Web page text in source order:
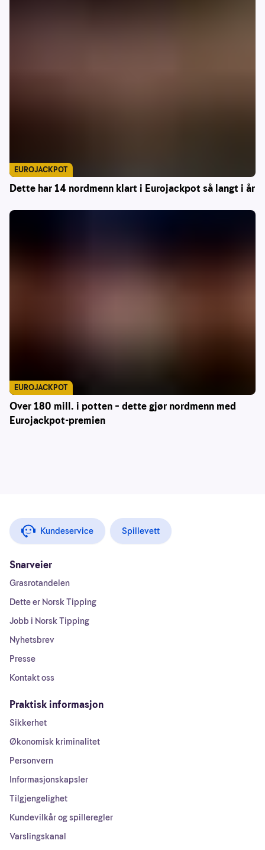
Dette har 14 nordmenn klart i Eurojackpot så langt i år
EUROJACKPOT
Over 180 mill. i potten – dette gjør nordmenn med
Eurojackpot-premien
EUROJACKPOT
Kundeservice Spillevett
Snarveier
Grasrotandelen
Dette er Norsk Tipping
Jobb i Norsk Tipping
Nyhetsbrev
Presse
Kontakt oss
Praktisk informasjon
Sikkerhet
Økonomisk kriminalitet
Personvern
Informasjonskapsler
Tilgjengelighet
Kundevilkår og spilleregler
Varslingskanal